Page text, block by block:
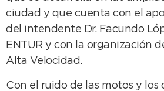
ciudad y que cuenta con el
del intendente Dr. Facundo
ENTUR y con la organización
Alta Velocidad.
Con el ruido de las motos y los